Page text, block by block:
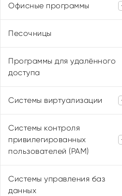
CommuniGate Systems
Офисные программы
Песочницы
Программы для удалённого
доступа
Системы виртуализации
ОС Роса
Termidesk
Системы контроля
привилегированных
пользователей (PAM)
Новые технологии безопасности
Системы управления баз
данных